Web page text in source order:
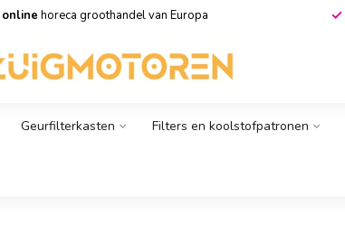
online horeca groothandel van Europa
Geurfilterkasten Filters en koolstofpatronen